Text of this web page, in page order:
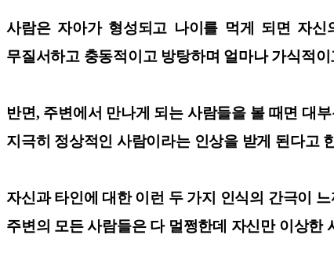
사람은 자아가 형성되고 나이를 먹게 되면 자
무질서하고 충동적이고 방탕하며 얼마나 가식적
반면, 주변에서 만나게 되는 사람들을 볼 때면 대
지극히 정상적인 사람이라는 인상을 받게 된다고
자신과 타인에 대한 이런 두 가지 인식의 간극이
주변의 모든 사람들은 다 멀쩡한데 자신만 이상한